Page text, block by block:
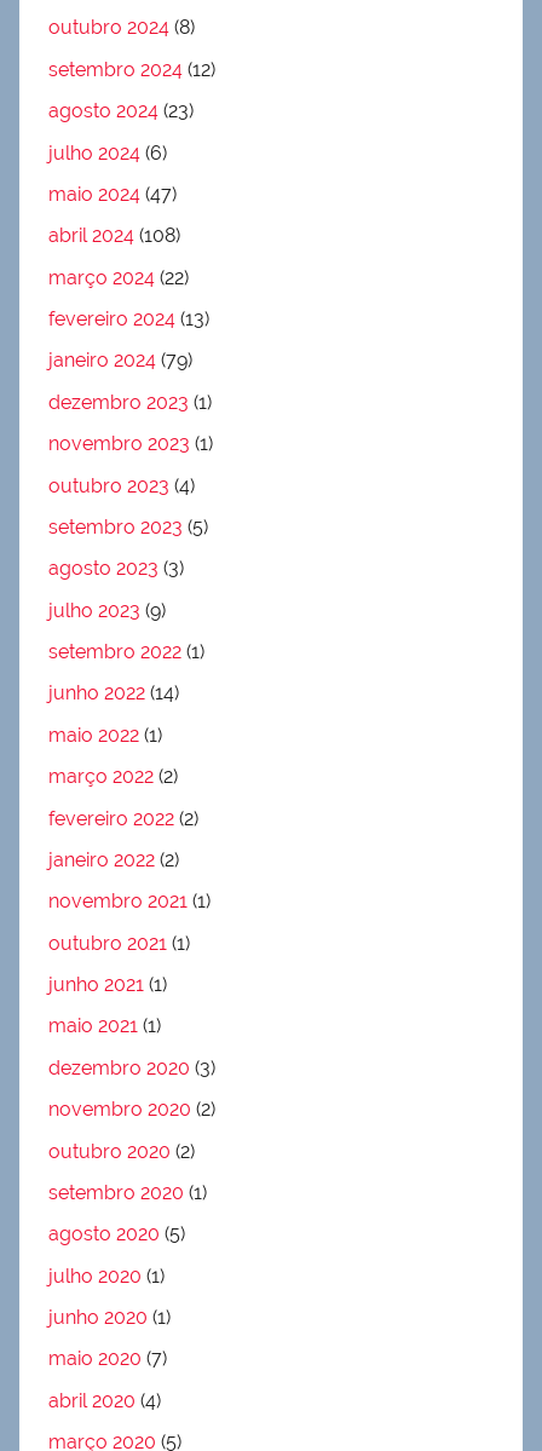
outubro 2024 (8)
setembro 2024 (12)
agosto 2024 (23)
julho 2024 (6)
maio 2024 (47)
abril 2024 (108)
março 2024 (22)
fevereiro 2024 (13)
janeiro 2024 (79)
dezembro 2023 (1)
novembro 2023 (1)
outubro 2023 (4)
setembro 2023 (5)
agosto 2023 (3)
julho 2023 (9)
setembro 2022 (1)
junho 2022 (14)
maio 2022 (1)
março 2022 (2)
fevereiro 2022 (2)
janeiro 2022 (2)
novembro 2021 (1)
outubro 2021 (1)
junho 2021 (1)
maio 2021 (1)
dezembro 2020 (3)
novembro 2020 (2)
outubro 2020 (2)
setembro 2020 (1)
agosto 2020 (5)
julho 2020 (1)
junho 2020 (1)
maio 2020 (7)
abril 2020 (4)
março 2020 (5)